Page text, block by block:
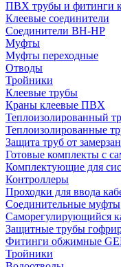
ПВХ трубы и фитинги
Клеевые соединители
Соединители ВН-НР
Муфты
Муфты переходные
Отводы
Тройники
Клеевые трубы
Краны клеевые ПВХ
Теплоизолированный
Теплоизолированные
Защита труб от
Готовые комплекты с
Комплектующие для
Контроллеры
Проходки для ввода
Соединительные муфты
Саморегулирующийся
Защитные трубы
Фитинги обжимные
Тройники